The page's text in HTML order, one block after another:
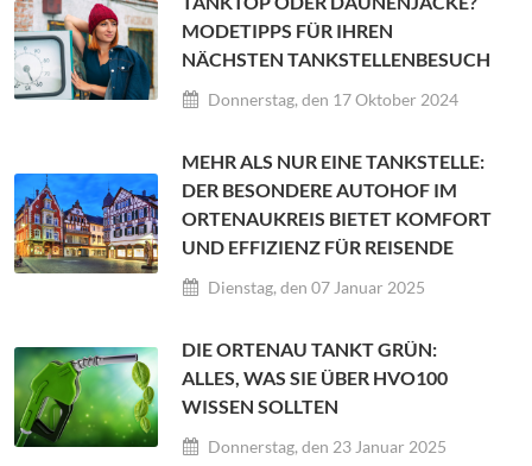
MODETIPPS FÜR IHREN
NÄCHSTEN TANKSTELLENBESUCH
Donnerstag, den 17 Oktober 2024
MEHR ALS NUR EINE TANKSTELLE:
DER BESONDERE AUTOHOF IM
ORTENAUKREIS BIETET KOMFORT
UND EFFIZIENZ FÜR REISENDE
Dienstag, den 07 Januar 2025
DIE ORTENAU TANKT GRÜN:
ALLES, WAS SIE ÜBER HVO100
WISSEN SOLLTEN
Donnerstag, den 23 Januar 2025